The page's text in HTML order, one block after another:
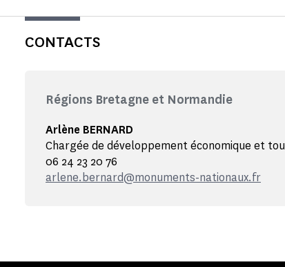
CONTACTS
Régions Bretagne et Normandie
Arlène BERNARD
Chargée de développement économique et
06 24 23 20 76
arlene.bernard@monuments-nationaux.fr